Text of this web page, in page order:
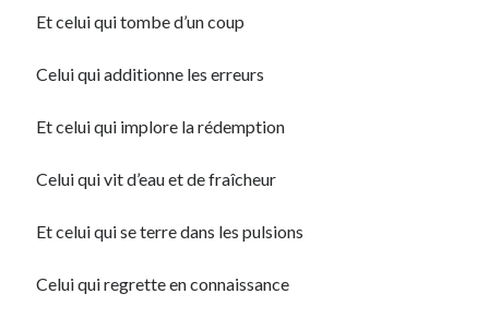
Et celui qui tombe d’un coup
Celui qui additionne les erreurs
Et celui qui implore la rédemption
Celui qui vit d’eau et de fraîcheur
Et celui qui se terre dans les pulsions
Celui qui regrette en connaissance